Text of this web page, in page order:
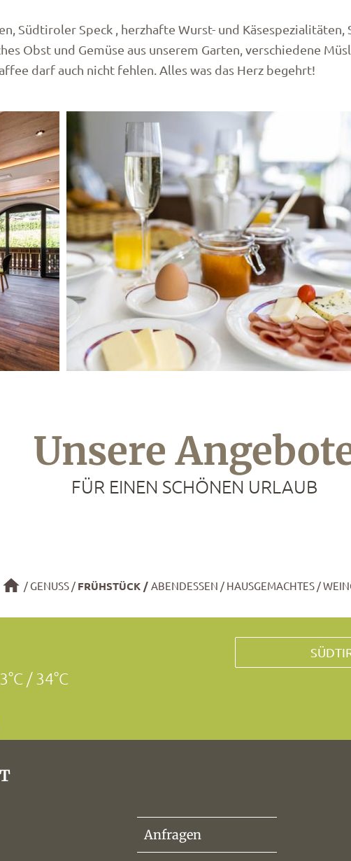
Südtiroler Speck , herzhafte Wurst- und
Obst und Gemüse aus unserem Garten, verschiedene
darf auch nicht fehlen. Alles was das Herz begehrt!
Unsere
FÜR EINEN SCHÖNEN URLAUB
GENUSS FRÜHSTÜCK ABENDESSEN HAUSGEMACHTES
/ 34°C
Anfragen